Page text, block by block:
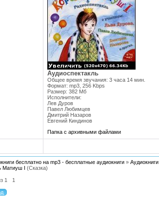
Аудиоспектакль
Общее время звучания: 3 часа 14 мин.
Формат: mp3, 256 Kbps
Размер: 382 Мб
Исполнители:
Лев Дуров
Павел Любимцев
Дмитрий Назаров
Евгений Киндинов
Папка с архивными файлами
бесплатно на mp3 - бесплатные аудиокниги » Аудиокниги
Матиуш I (Сказка)
1
1